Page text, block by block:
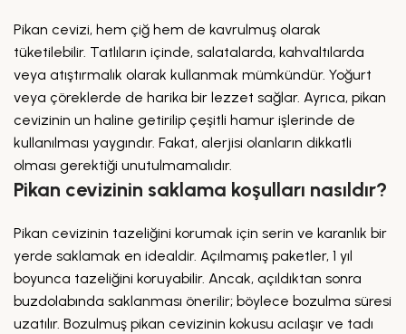
Pikan cevizi, hem çiğ hem de kavrulmuş olarak
tüketilebilir. Tatlıların içinde, salatalarda, kahvaltılarda
veya atıştırmalık olarak kullanmak mümkündür. Yoğurt
veya çöreklerde de harika bir lezzet sağlar. Ayrıca, pikan
cevizinin un haline getirilip çeşitli hamur işlerinde de
kullanılması yaygındır. Fakat, alerjisi olanların dikkatli
olması gerektiği unutulmamalıdır.
Pikan cevizinin saklama koşulları nasıldır?
Pikan cevizinin tazeliğini korumak için serin ve karanlık bir
yerde saklamak en idealdir. Açılmamış paketler, 1 yıl
boyunca tazeliğini koruyabilir. Ancak, açıldıktan sonra
buzdolabında saklanması önerilir; böylece bozulma süresi
uzatılır. Bozulmuş pikan cevizinin kokusu acılaşır ve tadı